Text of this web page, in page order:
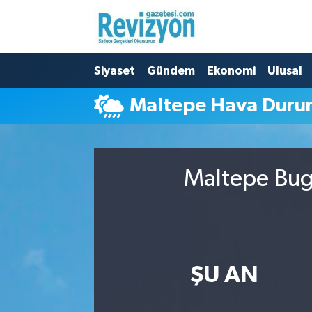
Siyaset Gündem Ekonomi Ulusal
Maltepe Hava
Maltepe
ŞU AN
Nöbetçi Eczaneler
Hava Durumu
Namaz Vakitleri